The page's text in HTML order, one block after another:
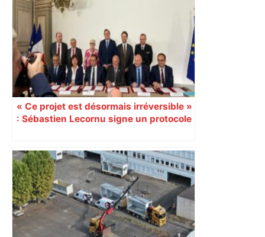
Capitole hier matin : que s’est-il passé
? – ladepeche.fr
« Ce projet est désormais irréversible »
: Sébastien Lecornu signe un protocole